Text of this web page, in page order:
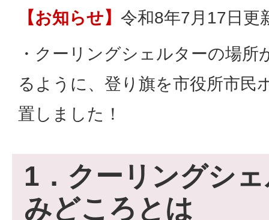
【お知らせ】 令和8年7月17日更
・クーリングシェルターの場
るように、登り旗を市役所市民
置しました！
1．クーリングシ
みどころとは